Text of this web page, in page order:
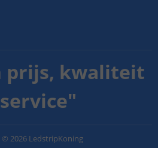
prijs, kwaliteit
"
© 2026 LedstripKoning